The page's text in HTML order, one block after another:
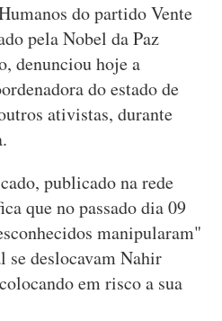
do partido Vente
pela Nobel da Paz
denunciou hoje a
do estado de
ativistas, durante
publicado na rede
que no passado dia 09
manipularam"
se deslocavam Nahir
em risco a sua